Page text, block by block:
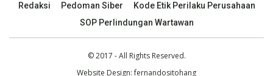
Redaksi Pedoman Siber
Kode Etik Perilaku Perusahaan
SOP Perlindungan Wartawan
© 2017 - All Rights Reserved.
Website Design:fernandositohang